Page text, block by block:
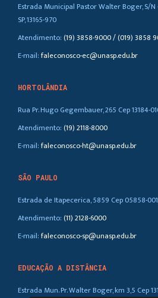
Estrada Municipal Pastor Walter Boger, S/N
SP, 13165-970
Atendimento:(19) 3858-9000 / (019) 3858
E-mail:faleconosco-ec@unasp.edu.br
HORTOLÂNDIA
Rua Pr. Hugo Gegembauer, 265 Cep 13184-
Atendimento:(19) 2118-8000
E-mail:faleconosco-ht@unasp.edu.br
SÃO PAULO
Estrada de Itapecerica, 5859 Cep 05858-
Atendimento:(11) 2128-6000
E-mail:faleconosco-sp@unasp.edu.br
EDUCAÇÃO A DISTÂNCIA
Estrada Mun. Pr. Walter Boger, km 3,5 Cep